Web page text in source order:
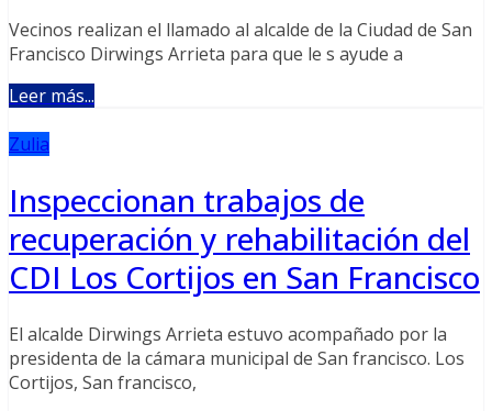
Vecinos realizan el llamado al alcalde de la Ciudad de San
Francisco Dirwings Arrieta para que le s ayude a
Leer más...
Zulia
Inspeccionan trabajos de
recuperación y rehabilitación del
CDI Los Cortijos en San Francisco
El alcalde Dirwings Arrieta estuvo acompañado por la
presidenta de la cámara municipal de San francisco. Los
Cortijos, San francisco,